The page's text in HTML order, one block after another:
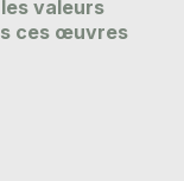
valeurs
ces œuvres